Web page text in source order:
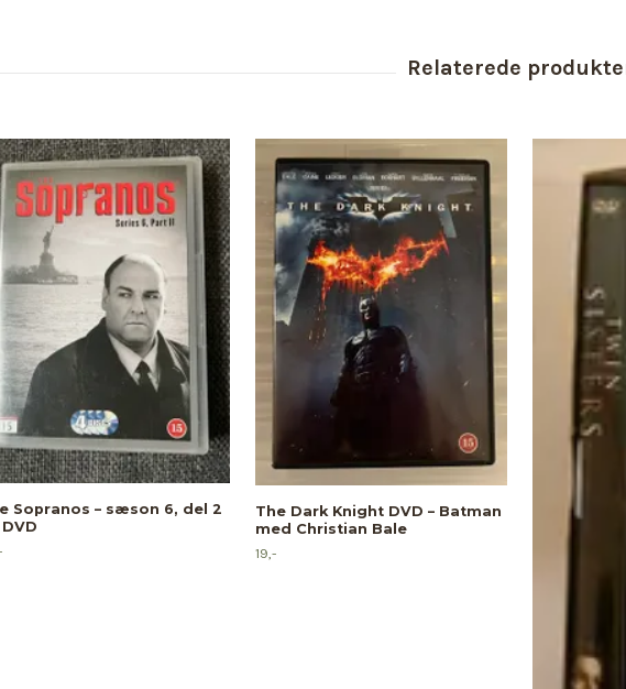
Sopranos – sæson 6, del 2
The Dark Knight DVD – Batman
med Christian Bale
19,-